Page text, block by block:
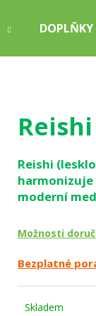
DOPLŇKY
Reishi
Reishi
moderní
Možnosti
Bezplatné
Skladem
HLEDAT